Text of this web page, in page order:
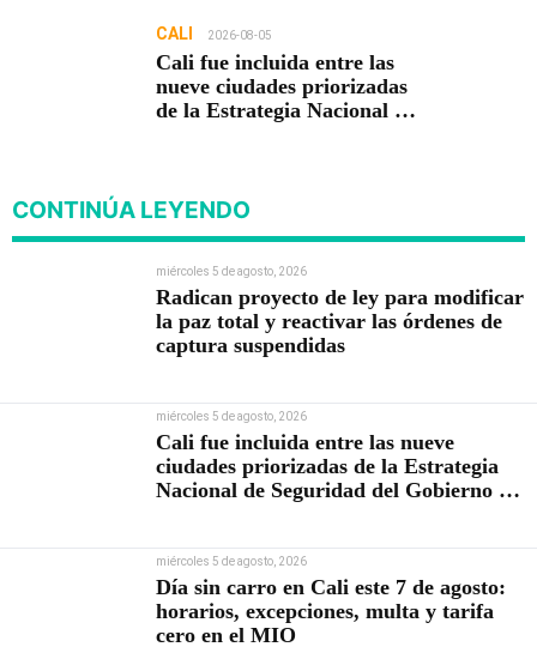
CALI 2026-08-05
Cali fue incluida entre las
nueve ciudades priorizadas
de la Estrategia Nacional de
CONTINÚA LEYENDO
miércoles 5 de agosto, 2026
Radican proyecto de ley para modificar
la paz total y reactivar las órdenes de
captura suspendidas
miércoles 5 de agosto, 2026
Cali fue incluida entre las nueve
ciudades priorizadas de la Estrategia
Nacional de Seguridad del Gobierno de
miércoles 5 de agosto, 2026
Día sin carro en Cali este 7 de agosto:
horarios, excepciones, multa y tarifa
cero en el MIO